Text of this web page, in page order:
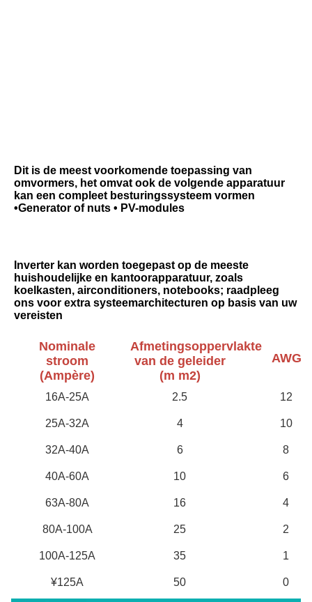
Dit is de meest voorkomende toepassing van
omvormers, het omvat ook de volgende apparatuur
kan een compleet besturingssysteem vormen
•Generator of nuts • PV-modules
Inverter kan worden toegepast op de meeste
huishoudelijke en kantoorapparatuur, zoals
koelkasten, airconditioners, notebooks; raadpleeg
ons voor extra systeemarchitecturen op basis van uw
vereisten
Nominale
stroom
(Ampère)
Afmetingsoppervlakte
van de geleider
(m m2)
AWG
16A-25A 2.5 12
25A-32A 4 10
32A-40A 6 8
40A-60A 10 6
63A-80A 16 4
80A-100A 25 2
100A-125A 35 1
¥125A 50 0